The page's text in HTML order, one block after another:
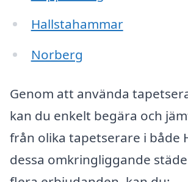
Hallstahammar
Norberg
Genom att använda
kan du enkelt begära och
från olika tapetserare i både
dessa omkringliggande